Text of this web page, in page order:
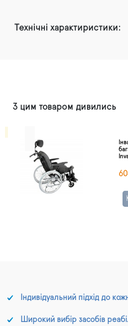
Технічні характиристики:
З цим товаром дивились
Індивідуальний підхід до
Широкий вибір засобів